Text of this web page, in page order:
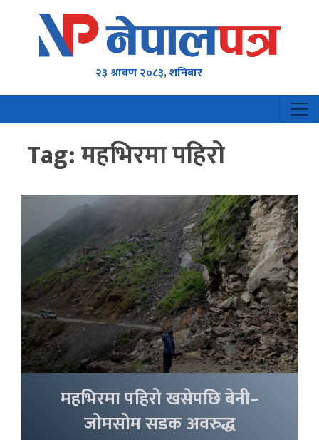
२३ श्रावण २०८३, शनिबार
Tag:महभिरमा पहिरो
महभिरमा पहिरो खसेपछि बेनी–
जोमसोम सडक अवरुद्ध